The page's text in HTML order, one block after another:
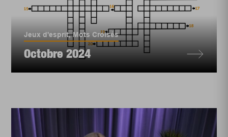
Jeux d'esprit,Mots Croisés
Octobre 2024